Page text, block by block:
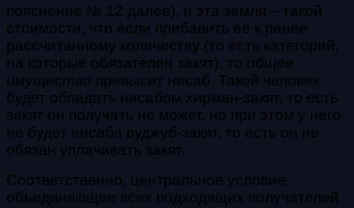
пояснение № 12 далее), и эта земля – такой
стоимости, что если прибавить ее к ранее
рассчитанному количеству (то есть категорий,
на которые обязателен закят), то общее
имущество превысит нисаб. Такой человек
будет обладать нисабом хирман-закят, то есть
закят он получать не может, но при этом у него
не будет нисаба вуджуб-закят, то есть он не
обязан уплачивать закят.
Соответственно, центральное условие,
объединяющее всех подходящих получателей